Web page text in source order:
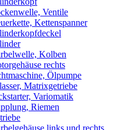
Ventile
Kettenspanner
Kolben
rechts
Ölpumpe
Matrixgetriebe
Variomatik
Riemen
links und rechts